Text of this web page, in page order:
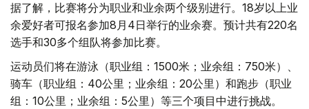
据了解，比赛将分为职业和业余两个级别进行。18岁以上业
余爱好者可报名参加8月4日举行的业余赛。预计共有220名
选手和30多个组队将参加比赛。
运动员们将在游泳（职业组：1500米；业余组：750米）、
骑车（职业组：40公里；业余组：20公里）和跑步（职业
组：10公里；业余组：5公里）等三个项目中进行挑战。